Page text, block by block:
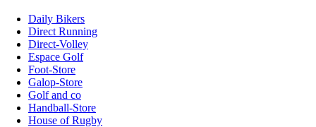
Daily Bikers
Direct Running
Direct-Volley
Espace Golf
Foot-Store
Galop-Store
Golf and co
Handball-Store
House of Rugby